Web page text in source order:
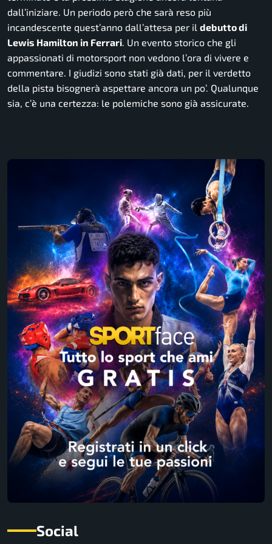
dall’iniziare. Un periodo però che sarà reso più
incandescente quest’anno dall’attesa per il debutto di
Lewis Hamilton in Ferrari. Un evento storico che gli
appassionati di motorsport non vedono l’ora di vivere e
commentare. I giudizi sono stati già dati, per il verdetto
della pista bisognerà aspettare ancora un po’. Qualunque
sia, c’è una certezza: le polemiche sono già assicurate.
Social